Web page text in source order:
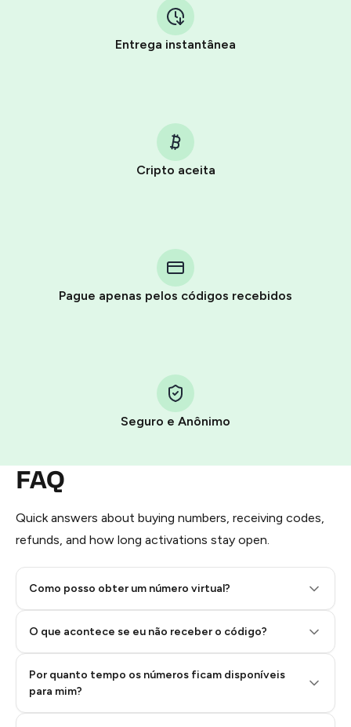
Entrega instantânea
Cripto aceita
Pague apenas pelos códigos recebidos
Seguro e Anônimo
FAQ
Quick answers about buying numbers, receiving codes,
refunds, and how long activations stay open.
Como posso obter um número virtual?
O que acontece se eu não receber o código?
Por quanto tempo os números ficam disponíveis
para mim?
You purchase Stars via the official@PremiumBot in
Step 1: Create the order on HidSim
Pay with Telegram Stars
Step 2: Buy Stars in Telegram